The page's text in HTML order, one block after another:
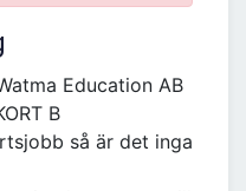
Education AB
B
så är det inga